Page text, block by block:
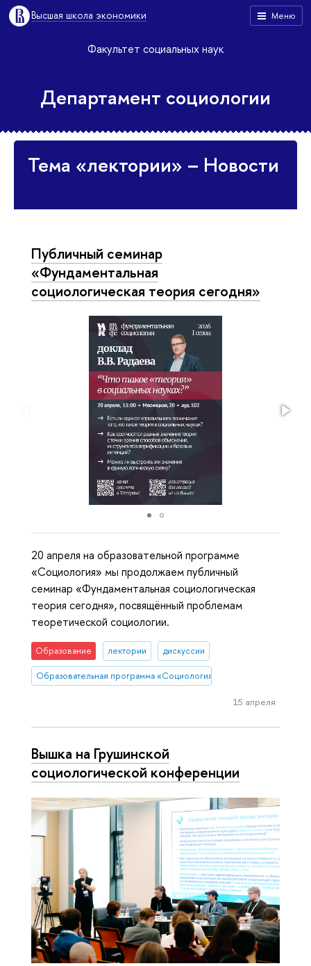
Меню
Высшая школа экономики
Факультет социальных наук
Департамент социологии
Тема «лектории» – Новости
Публичный семинар
«Фундаментальная
социологическая теория сегодня»
20 апреля на образовательной программе
«Социология» мы продолжаем публичный
семинар «Фундаментальная социологическая
теория сегодня», посвящённый проблемам
теоретической социологии.
Образование лектории дискуссии
Образовательная программа «Социология»
15 апреля
Вышка на Грушинской
социологической конференции